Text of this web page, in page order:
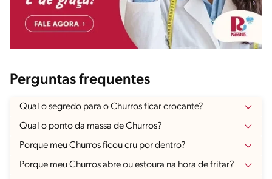
Perguntas frequentes
Qual o segredo para o Churros ficar crocante?
Qual o ponto da massa de Churros?
Porque meu Churros ficou cru por dentro?
Porque meu Churros abre ou estoura na hora de fritar?